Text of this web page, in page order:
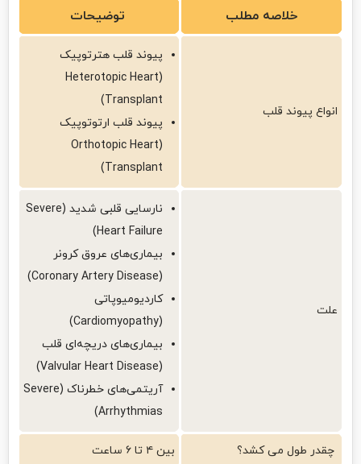
خلاصه مطلب توضیحات
انواع پیوند قلب
پیوند قلب هترتوپیک
(Heterotopic Heart
Transplant)
پیوند قلب ارتوتوپیک
(Orthotopic Heart
Transplant)
علت
نارسایی قلبی شدید (Severe
Heart Failure)
بیماری‌های عروق کرونر
(Coronary Artery Disease)
کاردیومیوپاتی
(Cardiomyopathy)
بیماری‌های دریچه‌ای قلب
(Valvular Heart Disease)
آریتمی‌های خطرناک (Severe
Arrhythmias)
چقدر طول می کشد؟ بین ۴ تا ۶ ساعت